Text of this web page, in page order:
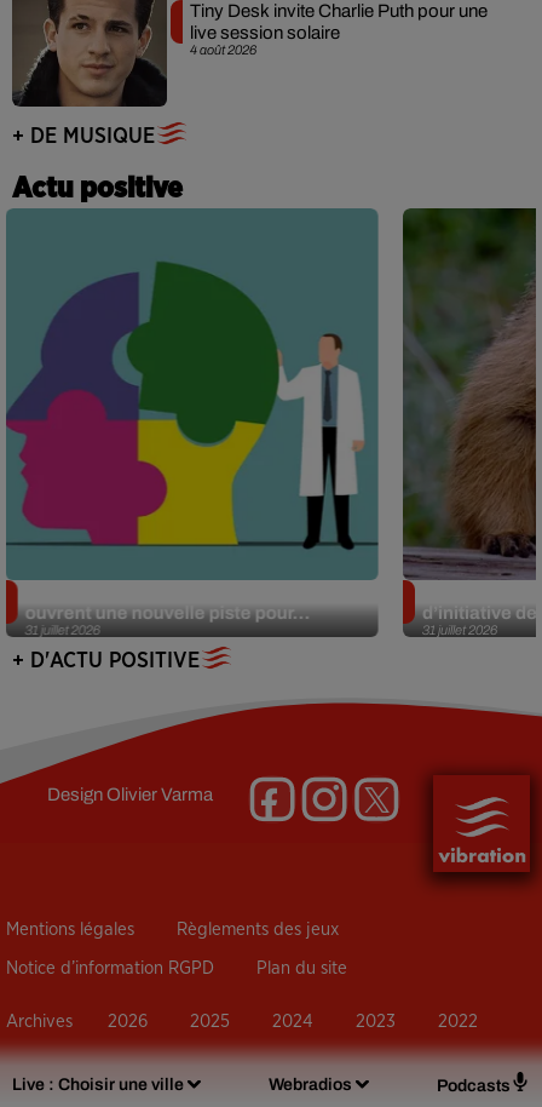
Live : Choisir une ville Webradios Podcasts
4 août 2026
Tiny Desk invite Charlie Puth pour une
live session solaire
+ DE MUSIQUE
Actu positive
31 juillet 2026
ouvrent une nouvelle piste pour...
31 juillet 2026
d’initiative
+ D'ACTU POSITIVE
DesignOlivier Varma
Mentions légales Règlements des jeux
Notice d’information RGPD Plan du site
Archives 2026 2025 2024 2023 2022